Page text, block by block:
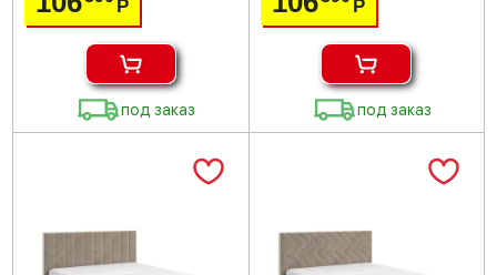
Р
под заказ
Р
под заказ